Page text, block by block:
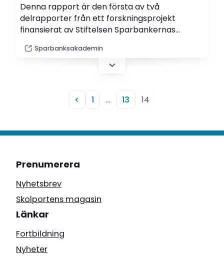
Denna rapport är den första av två
delrapporter från ett forskningsprojekt
finansierat av Stiftelsen Sparbankernas
lär om privatekonomi i det digitala
sammanhang där de själva är en del och är
Inga-Lill Söderberg (pdf).
Sparbanksakademin
< 1 … 13 14
Prenumerera
Nyhetsbrev
Skolportens magasin
Länkar
Fortbildning
Nyheter